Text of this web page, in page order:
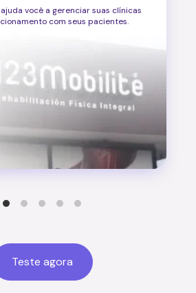
você a gerenciar suas clínicas
com seus pacientes.
Teste agora